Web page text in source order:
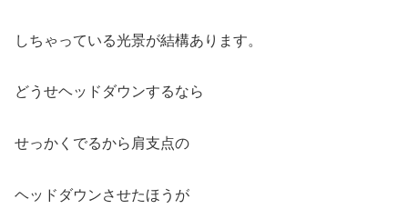
しちゃっている光景が結構あります。
どうせヘッドダウンするなら
せっかくでるから肩支点の
ヘッドダウンさせたほうが